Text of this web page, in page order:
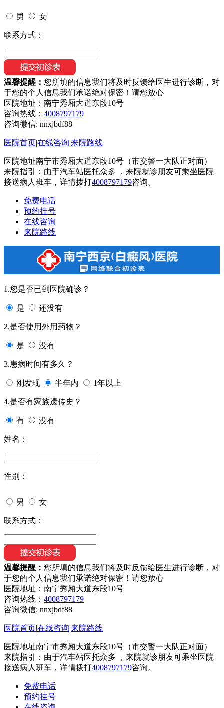
男 女
联系方式：
温馨提醒： 您所填的信息我们将及时反馈给医生进行诊断，对
于您的个人信息我们承诺绝对保密！请您放心
医院地址：南宁秀厢大道东段10号
咨询热线： 4008797179
咨询微信: nnxjbdf88
医院首页|在线咨询|来院路线
医院地址南宁市秀厢大道东段10号（市交警一大队正对面）
来院指引：由于汽车站医托众多 ，来院就诊朋友可乘坐医院
接送病人班车，详情拨打4008797179咨询。
免费电话
预约挂号
在线咨询
来院路线
1.您是否已到医院确诊？
是 还没有
2.是否使用外用药物？
是 没有
3.患病时间有多久？
刚发现 半年内 1年以上
4.是否有家族遗传史？
有 没有
姓名：
性别：
男 女
联系方式：
温馨提醒： 您所填的信息我们将及时反馈给医生进行诊断，对
于您的个人信息我们承诺绝对保密！请您放心
医院地址：南宁秀厢大道东段10号
咨询热线： 4008797179
咨询微信: nnxjbdf88
医院首页|在线咨询|来院路线
医院地址南宁市秀厢大道东段10号（市交警一大队正对面）
来院指引：由于汽车站医托众多 ，来院就诊朋友可乘坐医院
接送病人班车，详情拨打4008797179咨询。
免费电话
预约挂号